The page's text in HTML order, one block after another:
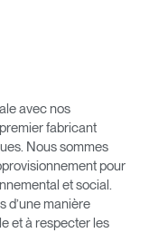
avec nos
fabricant
Nous sommes
pour
et social.
d’une manière
et à respecter les